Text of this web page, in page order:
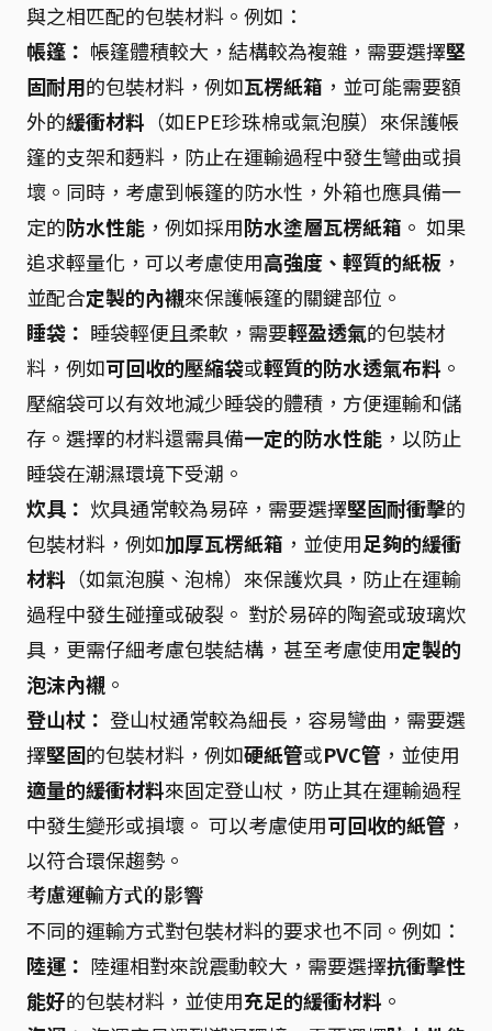
與之相匹配的包裝材料。例如：
帳篷： 帳篷體積較大，結構較為複雜，需要選擇堅
固耐用的包裝材料，例如瓦楞紙箱 ，並可能需要額
外的緩衝材料 （如EPE珍珠棉或氣泡膜）來保護帳
篷的支架和麪料，防止在運輸過程中發生彎曲或損
壞。同時，考慮到帳篷的防水性，外箱也應具備一
定的防水性能 ，例如採用防水塗層瓦楞紙箱 。 如果
追求輕量化，可以考慮使用高強度、輕質的紙板 ，
並配合定製的內襯來保護帳篷的關鍵部位。
睡袋： 睡袋輕便且柔軟，需要輕盈透氣的包裝材
料，例如可回收的壓縮袋或輕質的防水透氣布料 。
壓縮袋可以有效地減少睡袋的體積，方便運輸和儲
存。選擇的材料還需具備一定的防水性能 ，以防止
睡袋在潮濕環境下受潮。
炊具： 炊具通常較為易碎，需要選擇堅固耐衝擊的
包裝材料，例如加厚瓦楞紙箱 ，並使用足夠的緩衝
材料 （如氣泡膜、泡棉）來保護炊具，防止在運輸
過程中發生碰撞或破裂。 對於易碎的陶瓷或玻璃炊
具，更需仔細考慮包裝結構，甚至考慮使用定製的
泡沫內襯 。
登山杖： 登山杖通常較為細長，容易彎曲，需要選
擇堅固的包裝材料，例如硬紙管或PVC管 ，並使用
適量的緩衝材料來固定登山杖，防止其在運輸過程
中發生變形或損壞。 可以考慮使用可回收的紙管 ，
以符合環保趨勢。
考慮運輸方式的影響
不同的運輸方式對包裝材料的要求也不同。例如：
陸運： 陸運相對來說震動較大，需要選擇抗衝擊性
能好的包裝材料，並使用充足的緩衝材料 。